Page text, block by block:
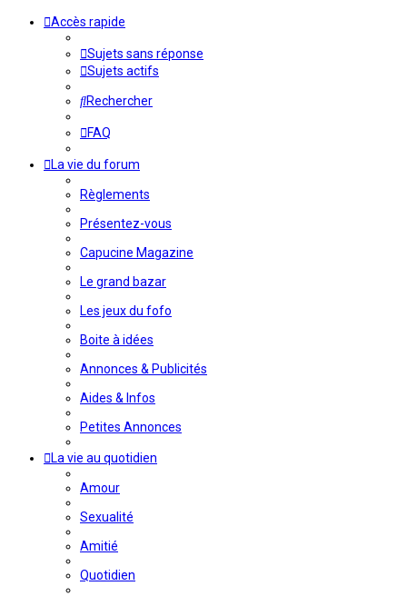
Accès rapide
Sujets sans réponse
Sujets actifs
Rechercher
FAQ
La vie du forum
Règlements
Présentez-vous
Capucine Magazine
Le grand bazar
Les jeux du fofo
Boite à idées
Annonces & Publicités
Aides & Infos
Petites Annonces
La vie au quotidien
Amour
Sexualité
Amitié
Quotidien